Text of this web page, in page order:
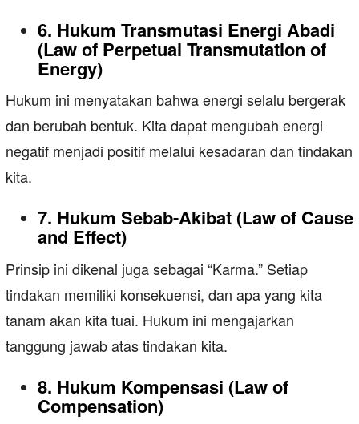
6. Hukum Transmutasi Energi Abadi
(Law of Perpetual Transmutation of
Energy)
Hukum ini menyatakan bahwa energi selalu bergerak
dan berubah bentuk. Kita dapat mengubah energi
negatif menjadi positif melalui kesadaran dan tindakan
kita.
7. Hukum Sebab-Akibat (Law of Cause
and Effect)
Prinsip ini dikenal juga sebagai “Karma.” Setiap
tindakan memiliki konsekuensi, dan apa yang kita
tanam akan kita tuai. Hukum ini mengajarkan
tanggung jawab atas tindakan kita.
8. Hukum Kompensasi (Law of
Compensation)